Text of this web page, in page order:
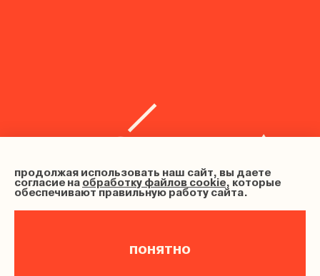
продолжая использовать наш сайт, вы даете
согласие на обработку файлов cookie, которые
обеспечивают правильную работу сайта.
понятно